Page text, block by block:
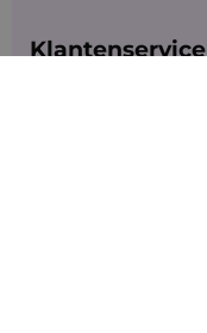
Klantenservice